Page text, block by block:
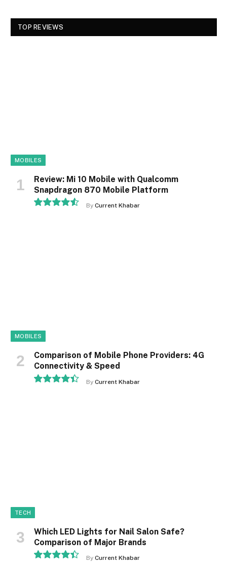
TOP REVIEWS
MOBILES
Review: Mi 10 Mobile with Qualcomm
Snapdragon 870 Mobile Platform
By Current Khabar
MOBILES
Comparison of Mobile Phone Providers: 4G
Connectivity & Speed
By Current Khabar
TECH
Which LED Lights for Nail Salon Safe?
Comparison of Major Brands
By Current Khabar